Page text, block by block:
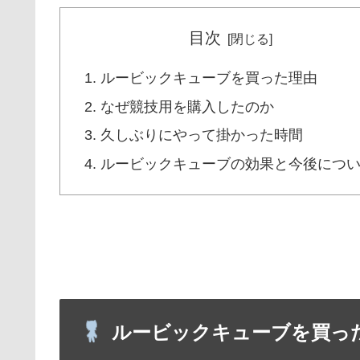
目次
ルービックキューブを買った理由
なぜ競技用を購入したのか
久しぶりにやって掛かった時間
ルービックキューブの効果と今後につ
ルービックキューブを買っ